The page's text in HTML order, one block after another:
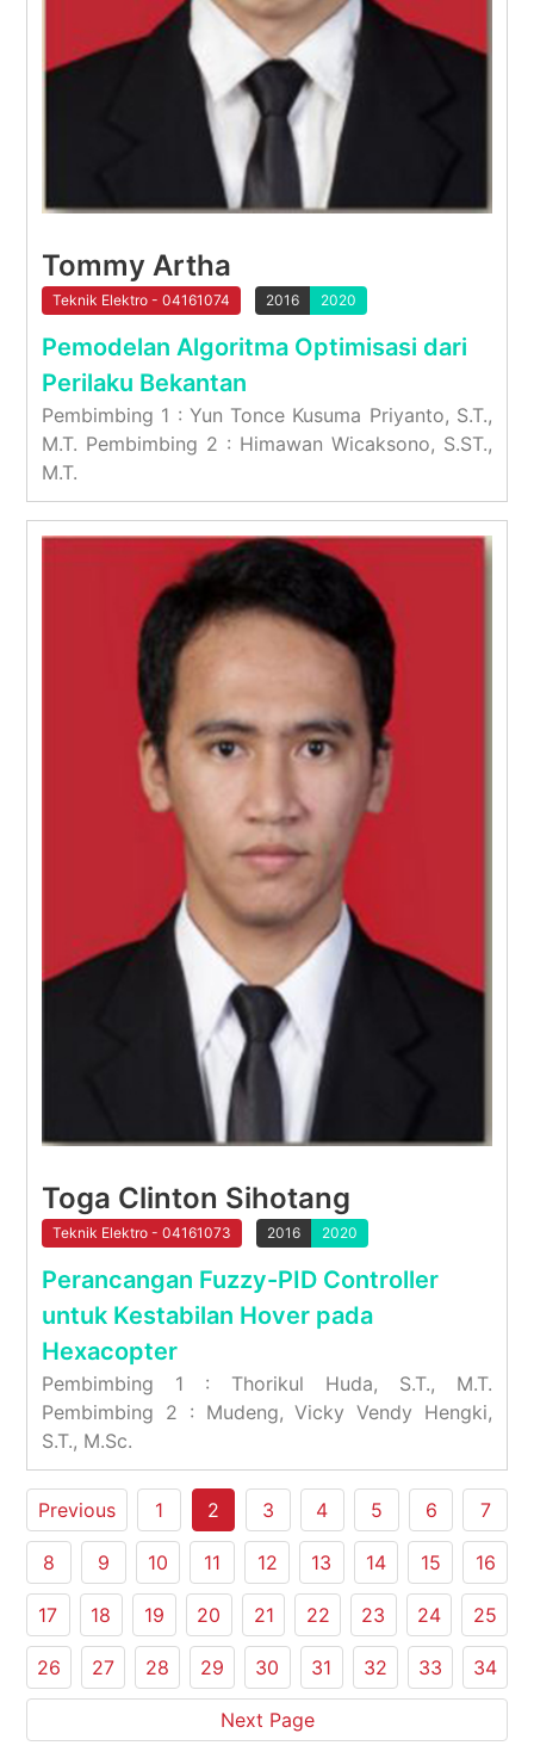
Tommy Artha
Teknik Elektro - 04161074 2016 2020
Pemodelan Algoritma Optimisasi dari
Perilaku Bekantan
Pembimbing 1 : Yun Tonce Kusuma Priyanto, S.T.,
M.T. Pembimbing 2 : Himawan Wicaksono, S.ST.,
M.T.
Toga Clinton Sihotang
Teknik Elektro - 04161073 2016 2020
Perancangan Fuzzy-PID Controller
untuk Kestabilan Hover pada
Hexacopter
Pembimbing 1 : Thorikul Huda, S.T., M.T.
Pembimbing 2 : Mudeng, Vicky Vendy Hengki,
S.T., M.Sc.
Previous 1 2 3 4 5 6 7
8 9 10 11 12 13 14 15 16
17 18 19 20 21 22 23 24 25
26 27 28 29 30 31 32 33 34
Next Page